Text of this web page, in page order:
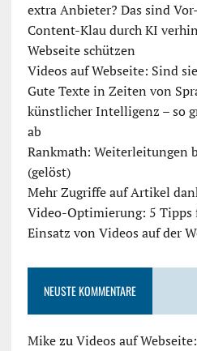
extra Anbieter? Das sind
Content-Klau durch KI
Webseite schützen
Videos auf Webseite: Sind
Gute Texte in Zeiten von
künstlicher Intelligenz – so
ab
Rankmath: Weiterleitungen
(gelöst)
Mehr Zugriffe auf Artikel
Video-Optimierung: 5 Tipps
Einsatz von Videos auf der
NEUSTE KOMMENTARE
MikezuVideos auf